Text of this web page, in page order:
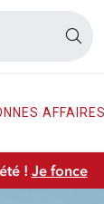
AFFAIRES
! Je fonce